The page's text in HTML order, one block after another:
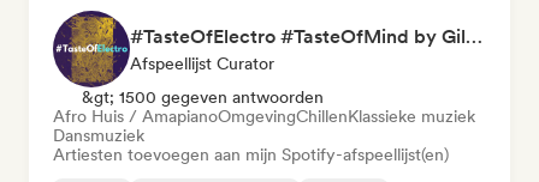
#TasteOfElectro #TasteOfMind by Gilles Bernies
Afspeellijst Curator
&gt; 1500 gegeven antwoorden
Afro Huis / AmapianoOmgevingChillenKlassieke muziek
Dansmuziek
Artiesten toevoegen aan mijn Spotify-afspeellijst(en)